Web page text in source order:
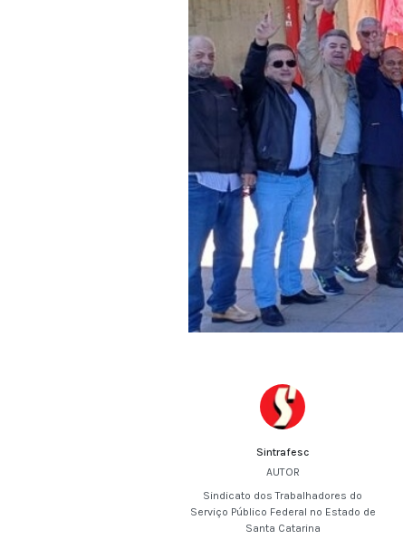
Sintrafesc
AUTOR
Sindicato dos Trabalhadores do
Serviço Público Federal no Estado de
Santa Catarina